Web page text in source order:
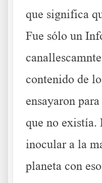
que significa
Fue sólo un
contenido de
ensayaron
que no
inocular a la
planeta con